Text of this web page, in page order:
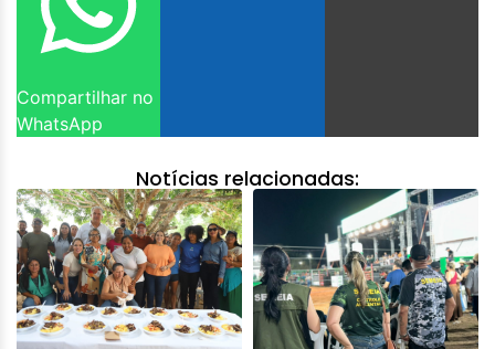
Compartilhar no
WhatsApp
Notícias relacionadas: